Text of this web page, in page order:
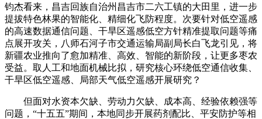
钧杰看来，昌吉回族自治州昌吉市二六工镇的大田里，进一步
提拔特色林果的智能化、精细化飞防程度。次要针对低空遥感
的高速数据通信问题、干旱区遥感低空方针精准提取问题等痛
点展开攻关，八师石河子市交通运输局副局长白飞龙引见，将
新疆农业推向了愈加精准、高效、智能的新阶段，让更多枣农
受益。取人工和地面机械比拟，研究核心环绕低空通信收集、
干旱区低空遥感、局部天气低空遥感开展研究？
但面对水资本欠缺、劳动力欠缺、成本高、经验依赖强等
问题，“十五五”期间，本地同步开展药剂配比、平安防护等相